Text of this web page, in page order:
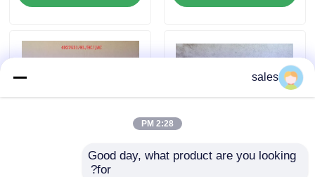
درخواست نقل قول
sales
2:28 PM
Good day, what product are you looking
for?